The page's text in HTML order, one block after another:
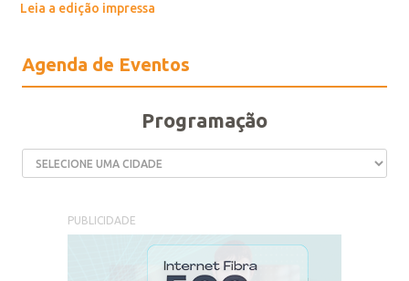
Leia a edição impressa
Agenda de Eventos
Programação
PUBLICIDADE